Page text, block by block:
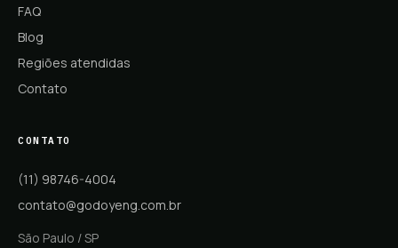
FAQ
Blog
Regiões atendidas
Contato
CONTATO
(11) 98746-4004
contato@godoyeng.com.br
São Paulo / SP